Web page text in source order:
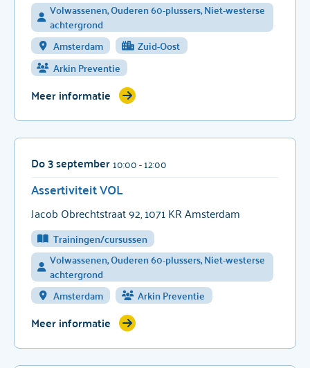
Volwassenen, Ouderen 60-plussers, Niet-westerse
achtergrond
Amsterdam
Zuid-Oost
Arkin Preventie
Meer informatie
Do 3 september 10:00- 12:00
Assertiviteit VOL
Jacob Obrechtstraat 92, 1071 KR Amsterdam
Trainingen/cursussen
Volwassenen, Ouderen 60-plussers, Niet-westerse
achtergrond
Amsterdam
Arkin Preventie
Meer informatie